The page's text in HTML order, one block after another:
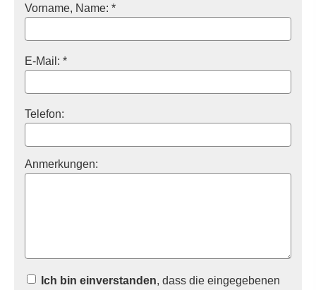
Vorname, Name: *
E-Mail: *
Telefon:
Anmerkungen:
Ich bin einverstanden, dass die eingegebenen